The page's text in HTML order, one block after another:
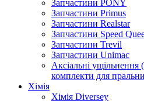
Запчастини PONY
Запчастини Primus
Запчастини Realstar
Запчастини Speed
Запчастини Trevil
Запчастини Unimac
Аксіальні ущільнення
комплекти для
Хімія
Хімія Diversey